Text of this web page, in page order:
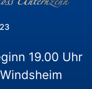
19.00 Uhr